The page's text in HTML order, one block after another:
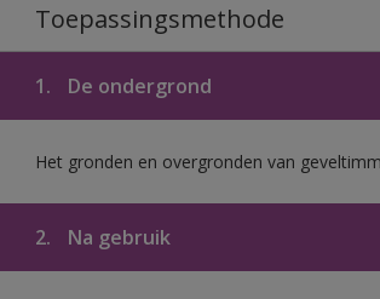
Toepassingsmethode
1. De ondergrond
Het gronden en overgronden van
2. Na gebruik